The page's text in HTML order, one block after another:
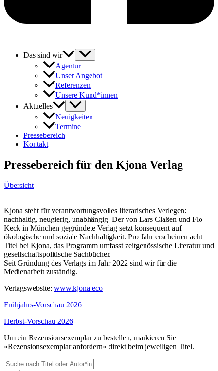
Das sind wir
Agentur
Unser Angebot
Referenzen
Unsere Kund*innen
Aktuelles
Neuigkeiten
Termine
Pressebereich
Kontakt
Pressebereich für den Kjona Verlag
Übersicht
Kjona steht für verantwortungsvolles literarisches Verlegen:
nachhaltig, neugierig, unabhängig. Der von Lars Claßen und Flo
Keck in München gegründete Verlag setzt konsequent auf
ökologische und soziale Nachhaltigkeit. Pro Jahr erscheinen acht
Titel bei Kjona, das Programm umfasst zeitgenössische Literatur und
gesellschaftspolitische Sachbücher.
Seit Gründung des Verlags im Jahr 2022 sind wir für die
Medienarbeit zuständig.
Verlagswebsite: www.kjona.eco
Frühjahrs-Vorschau 2026
Herbst-Vorschau 2026
Um ein Rezensionsexemplar zu bestellen, markieren Sie
»Rezensionsexemplar anfordern« direkt beim jeweiligen Titel.